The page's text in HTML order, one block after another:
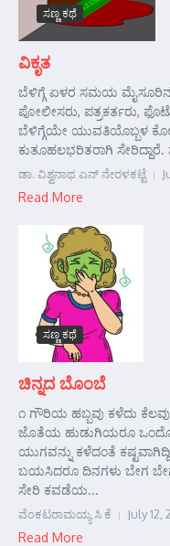
ಸಣ್ಣ ಕಥೆ
ವಿಕೃತ
ಬೆಳಿಗ್ಗೆ ಏಳರ ಸಮಯ ಮೈಸೂರಿನ
ಪೋಲೀಸರು, ಪತ್ರಕರ್ತರು,
ಬೆಳಿಗ್ಗೆಯೇ ಯುವತಿಯೊಬ್ಬಳ
ಕುತೂಹಲಭರಿತರಾಗಿ ಸೇರಿದ್ದಾರೆ.
ಡಾ. ವಿಶ್ವನಾಥ ಎನ್ ನೇರಳಕಟ್ಟೆ
Read More
ಸಣ್ಣ ಕಥೆ
ಚಿನ್ನದ ಬೊಂಬೆ
೧ ಗೌರಿಯ ಹಬ್ಬವು ಕಳೆದು
ಜೊತೆಯ ಹುಡುಗಿಯರೂ
ಯುಗವನ್ನು ಕಳೆದಂತೆ
ಬಯಸಿದರೂ ದಿನಗಳು ಬೇಗ
ಸೇರಿ ಕವಡೆಯ...
ವೆಂಕಟರಾಮಯ್ಯ ಸಿ ಕೆ July 12,
Read More